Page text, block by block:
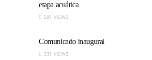
etapa acuática
281 VIEWS
Comunicado inaugural
331 VIEWS